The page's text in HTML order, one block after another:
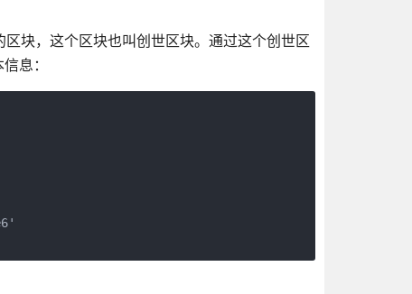
块，这个区块也叫创世区块。通过这个创世区
息：